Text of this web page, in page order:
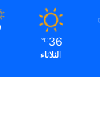
36
℃
الثلاثاء